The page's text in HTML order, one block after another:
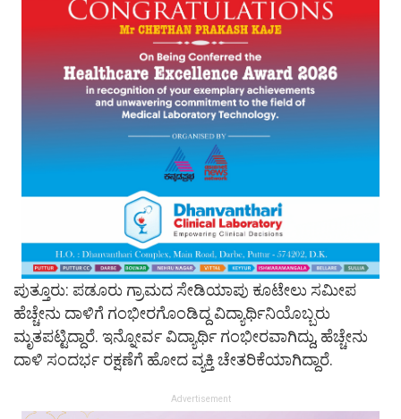
ಪುತ್ತೂರು: ಪಡೂರು ಗ್ರಾಮದ ಸೇಡಿಯಾಪು ಕೂಟೇಲು ಸಮೀಪ
ಹೆಚ್ಚೇನು ದಾಳಿಗೆ ಗಂಭೀರಗೊಂಡಿದ್ದ ವಿದ್ಯಾರ್ಥಿನಿಯೊಬ್ಬರು
ಮೃತಪಟ್ಟಿದ್ದಾರೆ. ಇನ್ನೋರ್ವ ವಿದ್ಯಾರ್ಥಿ ಗಂಭೀರವಾಗಿದ್ದು, ಹೆಚ್ಚೇನು
ದಾಳಿ ಸಂದರ್ಭ ರಕ್ಷಣೆಗೆ ಹೋದ ವ್ಯಕ್ತಿ ಚೇತರಿಕೆಯಾಗಿದ್ದಾರೆ.
Advertisement